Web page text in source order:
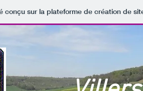
conçu sur la plateforme de création de